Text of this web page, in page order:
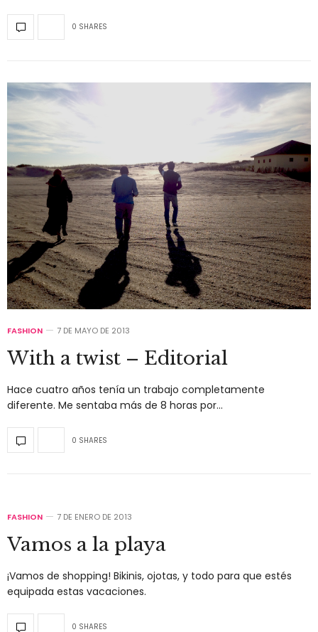
0 SHARES
FASHION 7 DE MAYO DE 2013
With a twist – Editorial
Hace cuatro años tenía un trabajo completamente
diferente. Me sentaba más de 8 horas por…
0 SHARES
FASHION 7 DE ENERO DE 2013
Vamos a la playa
¡Vamos de shopping! Bikinis, ojotas, y todo para que estés
equipada estas vacaciones.
0 SHARES